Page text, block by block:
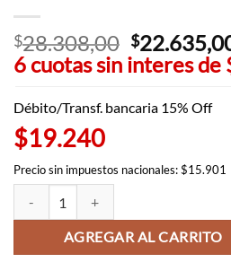
$28.308,00 El
precio
era:
$
6 cuotas sin interes de
Débito/Transf. bancaria 15% Off
$19.240
Precio sin impuestos nacionales: $15.901
Kanae Chibi - Banpresto WCF Vol 7 -
AGREGAR AL CARRITO